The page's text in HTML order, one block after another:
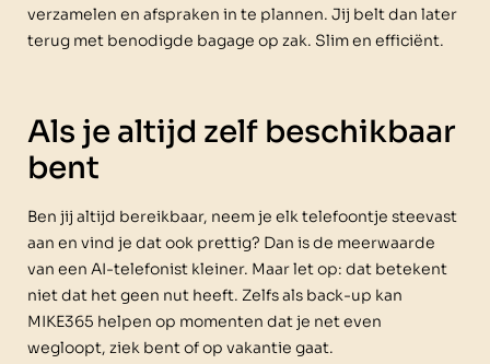
verzamelen en afspraken in te plannen. Jij belt dan later
terug met benodigde bagage op zak. Slim en efficiënt.
Als je altijd zelf beschikbaar
bent
Ben jij altijd bereikbaar, neem je elk telefoontje steevast
aan en vind je dat ook prettig? Dan is de meerwaarde
van een AI-telefonist kleiner. Maar let op: dat betekent
niet dat het geen nut heeft. Zelfs als back-up kan
MIKE365 helpen op momenten dat je net even
wegloopt, ziek bent of op vakantie gaat.